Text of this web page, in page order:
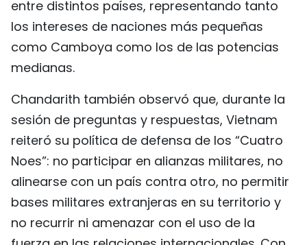
entre distintos países, representando tanto
los intereses de naciones más pequeñas
como Camboya como los de las potencias
medianas.
Chandarith también observó que, durante la
sesión de preguntas y respuestas, Vietnam
reiteró su política de defensa de los “Cuatro
Noes”: no participar en alianzas militares, no
alinearse con un país contra otro, no permitir
bases militares extranjeras en su territorio y
no recurrir ni amenazar con el uso de la